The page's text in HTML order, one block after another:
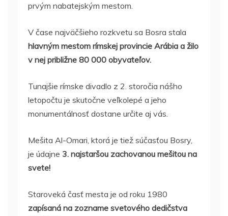
prvým nabatejským mestom.
V čase najväčšieho rozkvetu sa Bosra stala
hlavným mestom rímskej provincie Arábia a žilo
v nej približne 80 000 obyvateľov.
Tunajšie rímske divadlo z 2. storočia nášho
letopočtu je skutočne veľkolepé a jeho
monumentálnosť dostane určite aj vás.
Mešita Al-Omari, ktorá je tiež súčasťou Bosry,
je údajne 3. najstaršou zachovanou mešitou na
svete!
Staroveká časť mesta je od roku 1980
zapísaná na zozname svetového dedičstva